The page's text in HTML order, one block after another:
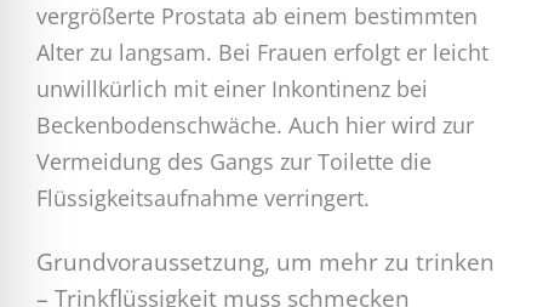
vergrößerte Prostata ab einem bestimmten
Alter zu langsam. Bei Frauen erfolgt er leicht
unwillkürlich mit einer Inkontinenz bei
Beckenbodenschwäche. Auch hier wird zur
Vermeidung des Gangs zur Toilette die
Flüssigkeitsaufnahme verringert.
Grundvoraussetzung, um mehr zu trinken
– Trinkflüssigkeit muss schmecken